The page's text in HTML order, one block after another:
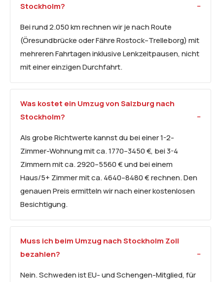
Stockholm?
Bei rund 2.050 km rechnen wir je nach Route
(Öresundbrücke oder Fähre Rostock–Trelleborg) mit
mehreren Fahrtagen inklusive Lenkzeitpausen, nicht
mit einer einzigen Durchfahrt.
Was kostet ein Umzug von Salzburg nach
Stockholm?
Als grobe Richtwerte kannst du bei einer 1-2-
Zimmer-Wohnung mit ca. 1770–3450 €, bei 3-4
Zimmern mit ca. 2920–5560 € und bei einem
Haus/5+ Zimmer mit ca. 4640–8480 € rechnen. Den
genauen Preis ermitteln wir nach einer kostenlosen
Besichtigung.
Muss ich beim Umzug nach Stockholm Zoll
bezahlen?
Nein. Schweden ist EU- und Schengen-Mitglied, für